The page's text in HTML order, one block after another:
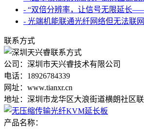
- “双倍分辨率，让信号无限延长
- 光端机能联通光纤网络但无法联
联系方式
公司：深圳市天兴睿技术有限公司
电话：18926784339
网址：www.tianxr.cn
地址：深圳市龙华区大浪街道横朗社区
产品名称：